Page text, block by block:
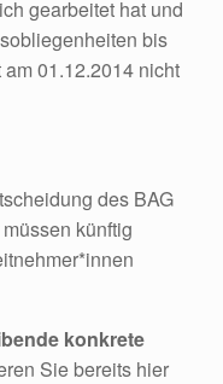
gearbeitet hat und
bis
01.12.2014 nicht
des BAG
künftig
konkrete
Sie bereits hier